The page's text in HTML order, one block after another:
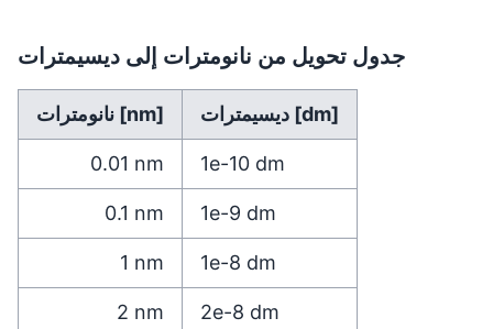
جدول تحويل من نانومترات إلى ديسيمترات
نانومترات [nm] ديسيمترات [dm]
0.01 nm 1e-10 dm
0.1 nm 1e-9 dm
1 nm 1e-8 dm
2 nm 2e-8 dm